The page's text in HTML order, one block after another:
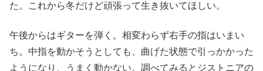
た。これから冬だけど頑張って生き抜いてほしい。
午後からはギターを弾く。相変わらず右手の指はいまい
ち。中指を動かそうとしても、曲げた状態で引っかかった
ようになり、うまく動かない。調べてみるとジストニアの